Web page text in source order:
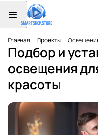
Главная Проекты
Подбор и
освещения
красоты